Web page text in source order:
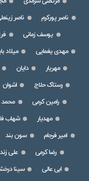
ناصر پورکرم
ناصر
یوسف زمانی
مهدی یغمایی
میلاد
مهریار
دایان
رستاک حلاج
اشوان
رامین کرمی
محمد
مهدیار
شهاب
امیر فرجام
سون بند
رضا کرمی
علی
ابی عالی
سینا